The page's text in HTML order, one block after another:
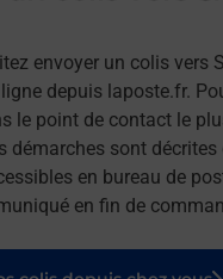
envoyer un colis vers
depuis laposte.fr.
le point de contact le
démarches sont
en bureau de
en fin de
dans un nouvel onglet